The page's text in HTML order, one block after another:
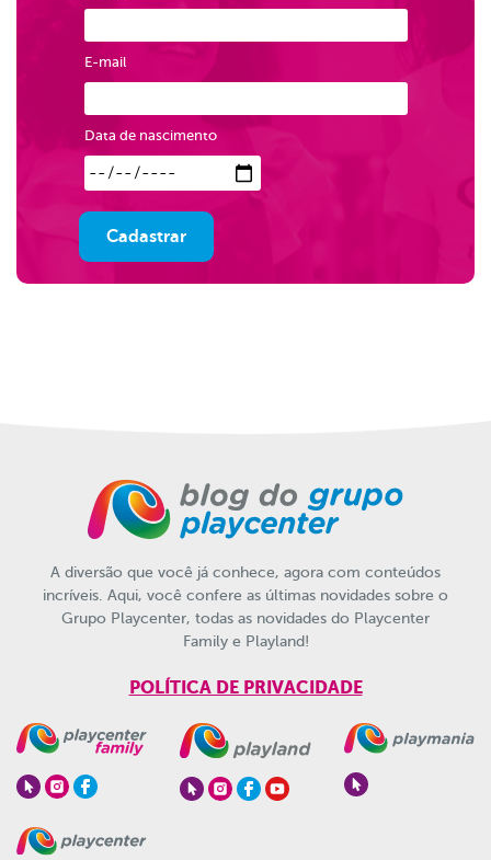
E-mail
Data de nascimento
A diversão que você já conhece, agora com conteúdos
incríveis. Aqui, você confere as últimas novidades sobre o
Grupo Playcenter, todas as novidades do Playcenter
Family e Playland!
POLÍTICA DE PRIVACIDADE